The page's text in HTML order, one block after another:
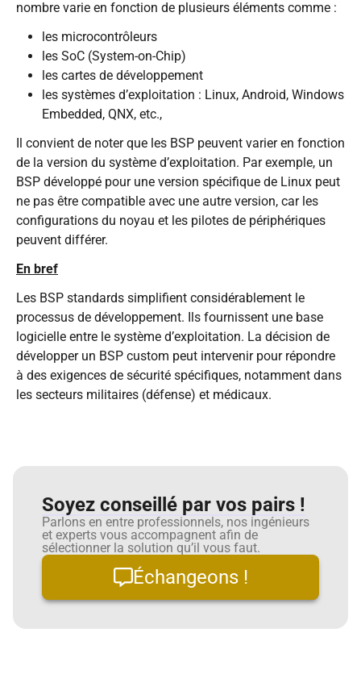
nombre varie en fonction de plusieurs éléments comme :
les microcontrôleurs
les SoC (System-on-Chip)
les cartes de développement
les systèmes d’exploitation : Linux, Android, Windows
Embedded, QNX, etc.,
Il convient de noter que les BSP peuvent varier en fonction
de la version du système d’exploitation. Par exemple, un
BSP développé pour une version spécifique de Linux peut
ne pas être compatible avec une autre version, car les
configurations du noyau et les pilotes de périphériques
peuvent différer.
En bref
Les BSP standards simplifient considérablement le
processus de développement. Ils fournissent une base
logicielle entre le système d’exploitation. La décision de
développer un BSP custom peut intervenir pour répondre
à des exigences de sécurité spécifiques, notamment dans
les secteurs militaires (défense) et médicaux.
Soyez conseillé par vos pairs !
Parlons en entre professionnels, nos ingénieurs
et experts vous accompagnent afin de
sélectionner la solution qu’il vous faut.
Échangeons !